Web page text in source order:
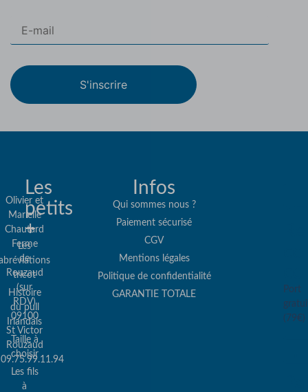
S'inscrire
Olivier et
Marielle
Chautard
Ferme
de
Rouzaud
(sur
RDV)
09100
St Victor
Rouzaud
09.75.99.11.94
Les
petits
+
Les
tricot
Histoire
du pull
Irlandais
Taille à
choisir
Les fils
à
Infos
Qui sommes nous ?
Paiement sécurisé
CGV
Mentions légales
Politique de confidentialité
GARANTIE TOTALE
Port
(79€)